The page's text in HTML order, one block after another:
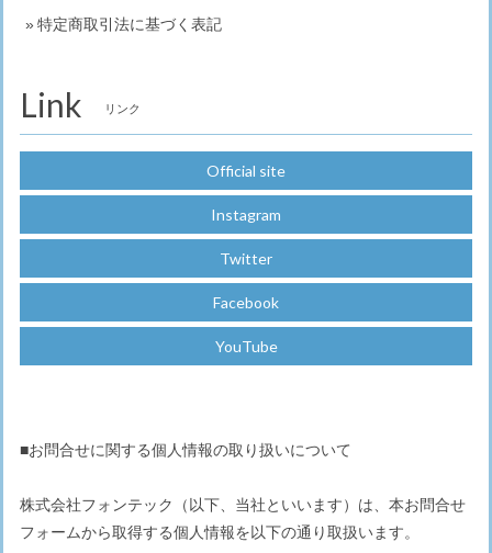
特定商取引法に基づく表記
Link リンク
Official site
Instagram
Twitter
Facebook
YouTube
■お問合せに関する個人情報の取り扱いについて
株式会社フォンテック（以下、当社といいます）は、本お問合せ
フォームから取得する個人情報を以下の通り取扱います。